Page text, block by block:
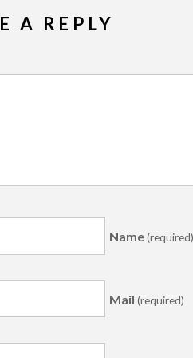
A REPLY
Name
Mail(required)